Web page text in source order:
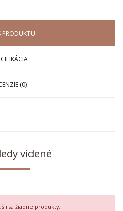
PRODUKTU
(0)
videné
sa žiadne produkty.